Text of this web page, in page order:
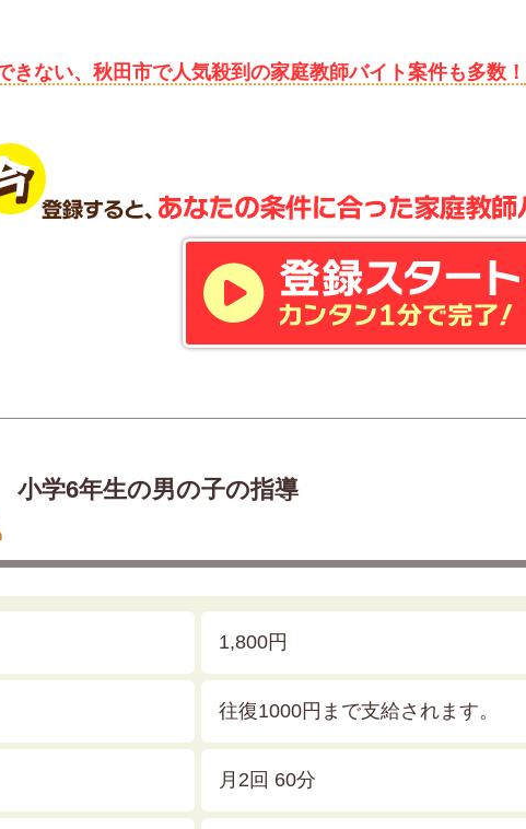
きない、秋田市で人気殺到の家庭教師バイト案件も多数！
小学6年生の男の子の指導
1,800円
往復1000円まで支給されます。
月2回 60分